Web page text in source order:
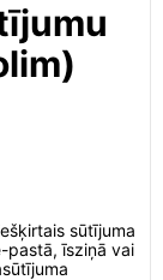
sūtījuma
pastā, īsziņā vai